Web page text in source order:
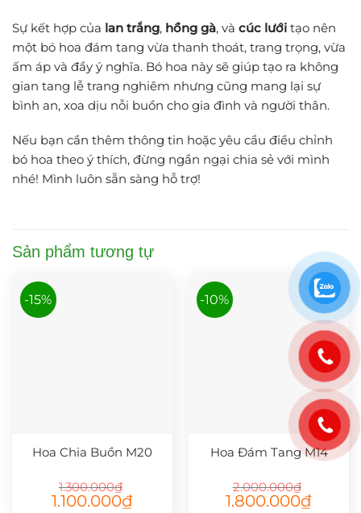
Sự kết hợp của lan trắng, hồng gà, và cúc lưới tạo nên
một bó hoa đám tang vừa thanh thoát, trang trọng, vừa
ấm áp và đầy ý nghĩa. Bó hoa này sẽ giúp tạo ra không
gian tang lễ trang nghiêm nhưng cũng mang lại sự
bình an, xoa dịu nỗi buồn cho gia đình và người thân.
Nếu bạn cần thêm thông tin hoặc yêu cầu điều chỉnh
bó hoa theo ý thích, đừng ngần ngại chia sẻ với mình
nhé! Mình luôn sẵn sàng hỗ trợ!
Sản phẩm tương tự
-15%
Hoa Chia Buồn M20
1.300.000₫
Giá
gốc
1.100.000₫Giá
-10%
Hoa Đám Tang M14
2.000.000₫
Giá
gốc
1.800.000₫Giá